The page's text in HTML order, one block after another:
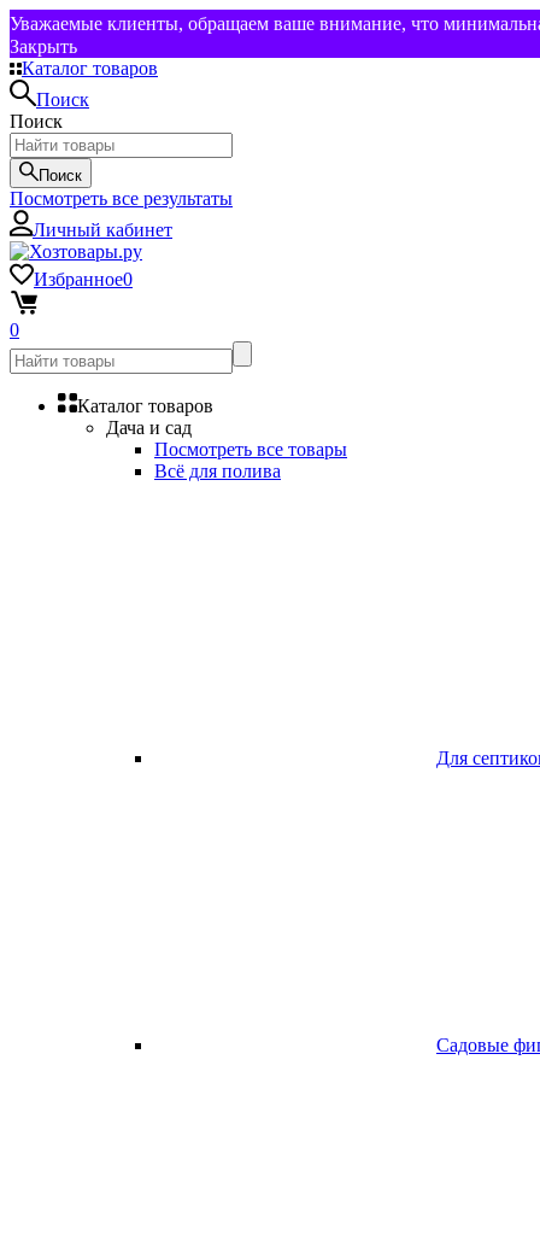
Уважаемые клиенты, обращаем ваше внимание, что
Закрыть
Каталог товаров
Поиск
Поиск
Поиск
Посмотреть все результаты
Личный кабинет
Избранное0
0
Каталог товаров
Дача и сад
Посмотреть все товары
Всё для полива
Для
Садовые